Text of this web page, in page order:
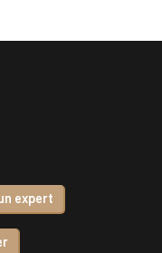
expert